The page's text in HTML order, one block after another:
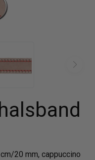
20 mm, cappuccino